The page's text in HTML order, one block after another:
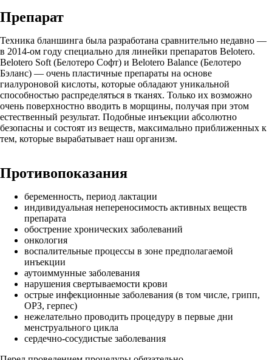
Препарат
Техника бланшинга была разработана сравнительно недавно —
в 2014-ом году специально для линейки препаратов Belotero.
Belotero Soft (Белотеро Софт) и Belotero Balance (Белотеро
Бэланс) — очень пластичные препараты на основе
гиалуроновой кислоты, которые обладают уникальной
способностью распределяться в тканях. Только их возможно
очень поверхностно вводить в морщины, получая при этом
естественный результат. Подобные инъекции абсолютно
безопасны и состоят из веществ, максимально приближенных к
тем, которые вырабатывает наш организм.
Противопоказания
беременность, период лактации
индивидуальная непереносимость активных веществ
препарата
обострение хронических заболеваний
онкология
воспалительные процессы в зоне предполагаемой
инъекции
аутоиммунные заболевания
нарушения свертываемости крови
острые инфекционные заболевания (в том числе, грипп,
ОРЗ, герпес)
нежелательно проводить процедуру в первые дни
менструального цикла
сердечно-сосудистые заболевания